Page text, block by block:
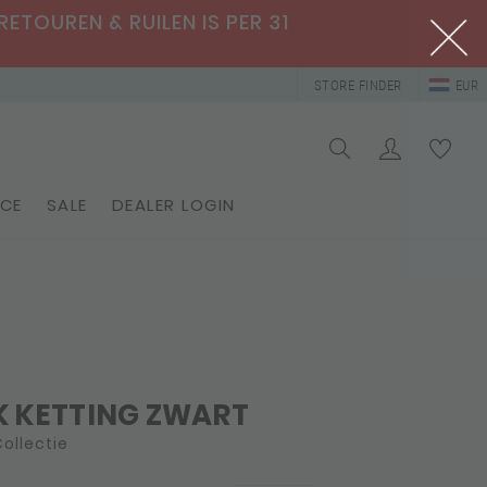
& RUILEN IS PER 31
STORE FINDER EUR
SALE DEALER LOGIN
KETTING ZWART